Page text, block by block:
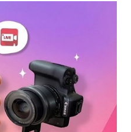
ảnh (Body máy
...